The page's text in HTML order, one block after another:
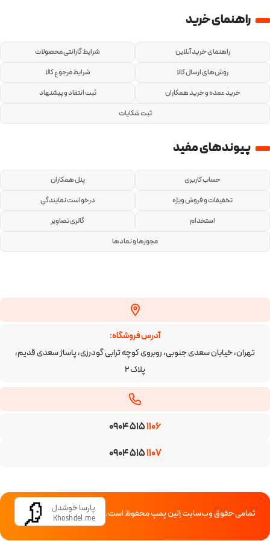
راهنمای خرید
راهنمای خرید آنلاین
شرایط گارانتی محصولات
روش‌های ارسال کالا
شرایط مرجوع کالا
خرید عمده و خرید همکاران
ثبت انتقاد و پیشنهاد
ثبت شکایات
پیوندهای مفید
حساب کاربری
پنل همکاران
تخفیفات و فروش ویژه
درخواست نمایندگی
استخدام
گالری تصاویر
مجوزها و نمادها
آدرس فروشگاه:
تهران، خیابان سعدی جنوبی، روبروی کوچه ترابی گودرزی، پاساژ سعدی قدیم،
پلاک ۲
0904 5151106
0904 5151107
تمامی حقوق وب‌سایت اِلین پمپ محفوظ است. پارسا خوشدل
Khoshdel.me